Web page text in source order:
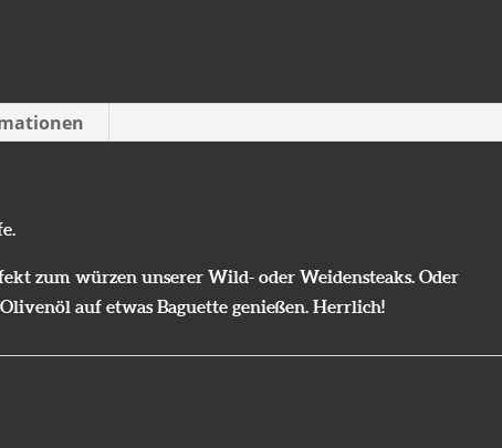
zum würzen unserer Wild- oder Weidensteaks. Oder
auf etwas Baguette genießen. Herrlich!